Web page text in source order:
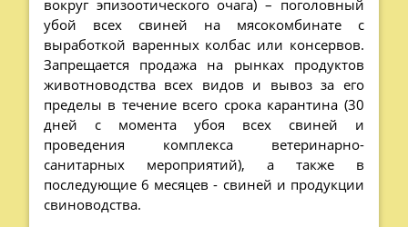
вокруг эпизоотического очага) – поголовный
убой всех свиней на мясокомбинате с
выработкой варенных колбас или консервов.
Запрещается продажа на рынках продуктов
животноводства всех видов и вывоз за его
пределы в течение всего срока карантина (30
дней с момента убоя всех свиней и
проведения комплекса ветеринарно-
санитарных мероприятий), а также в
последующие 6 месяцев - свиней и продукции
свиноводства.